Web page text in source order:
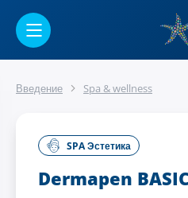
Введение Spa & wellness
SPA Эстетика
Dermapen